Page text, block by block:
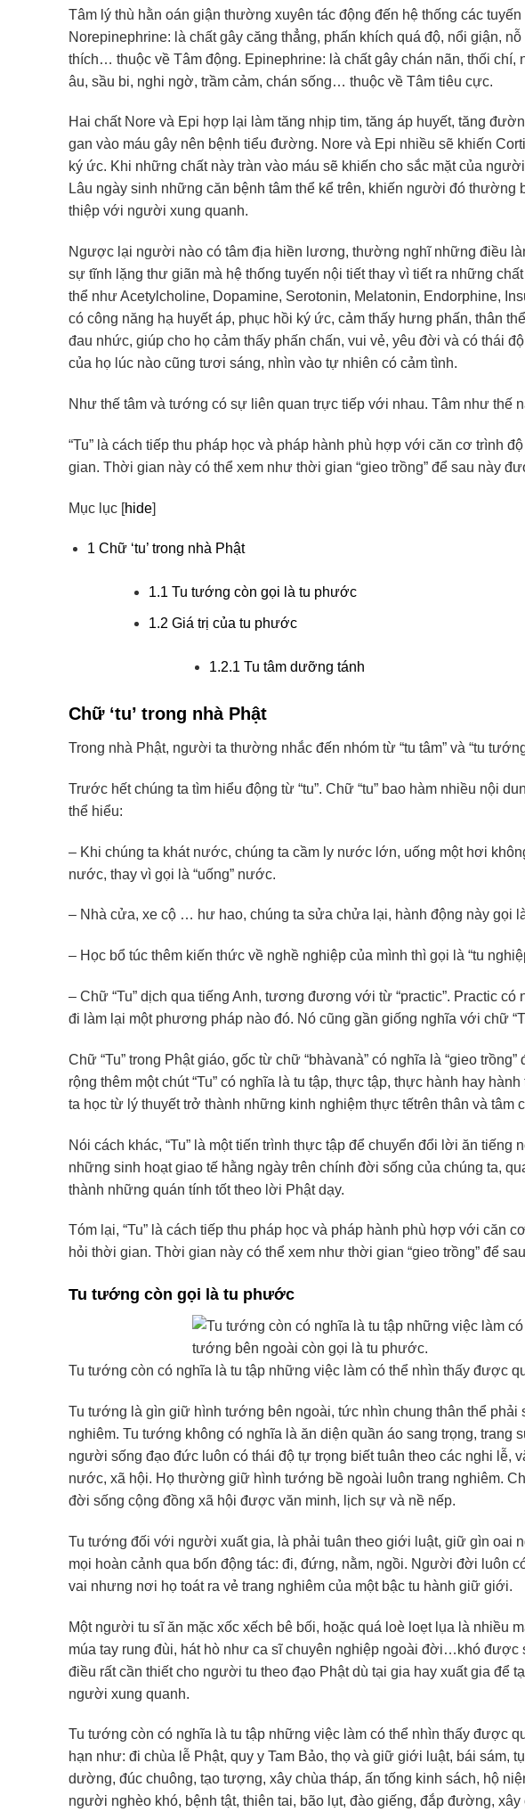
Tâm lý thù hằn oán giận thường xuyên tác động đến hệ thống các
Norepinephrine: là chất gây căng thẳng, phấn khích quá độ, nổi giận,
thích… thuộc về Tâm động. Epinephrine: là chất gây chán nãn, thối chí,
âu, sầu bi, nghi ngờ, trầm cảm, chán sống… thuộc về Tâm tiêu cực.
Hai chất Nore và Epi hợp lại làm tăng nhịp tim, tăng áp huyết, tăng
gan vào máu gây nên bệnh tiểu đường. Nore và Epi nhiều sẽ khiến
ký ức. Khi những chất này tràn vào máu sẽ khiến cho sắc mặt của
Lâu ngày sinh những căn bệnh tâm thể kể trên, khiến người đó thường
thiệp với người xung quanh.
Ngược lại người nào có tâm địa hiền lương, thường nghĩ những điều
sự tĩnh lặng thư giãn mà hệ thống tuyến nội tiết thay vì tiết ra những
thể như Acetylcholine, Dopamine, Serotonin, Melatonin, Endorphine,
có công năng hạ huyết áp, phục hồi ký ức, cảm thấy hưng phấn, thân
đau nhức, giúp cho họ cảm thấy phấn chấn, vui vẻ, yêu đời và có thái
của họ lúc nào cũng tươi sáng, nhìn vào tự nhiên có cảm tình.
Như thế tâm và tướng có sự liên quan trực tiếp với nhau. Tâm như thế
“Tu” là cách tiếp thu pháp học và pháp hành phù hợp với căn cơ trình
gian. Thời gian này có thể xem như thời gian “gieo trồng” để sau này
Mục lục [hide]
1 Chữ ‘tu’ trong nhà Phật
1.1 Tu tướng còn gọi là tu phước
1.2 Giá trị của tu phước
1.2.1 Tu tâm dưỡng tánh
Chữ ‘tu’ trong nhà Phật
Trong nhà Phật, người ta thường nhắc đến nhóm từ “tu tâm” và “tu
Trước hết chúng ta tìm hiểu động từ “tu”. Chữ “tu” bao hàm nhiều nội
thể hiểu:
– Khi chúng ta khát nước, chúng ta cầm ly nước lớn, uống một hơi
nước, thay vì gọi là “uống” nước.
– Nhà cửa, xe cộ … hư hao, chúng ta sửa chửa lại, hành động này gọi
– Học bổ túc thêm kiến thức về nghề nghiệp của mình thì gọi là “tu
– Chữ “Tu” dịch qua tiếng Anh, tương đương với từ “practic”. Practic
đi làm lại một phương pháp nào đó. Nó cũng gần giống nghĩa với chữ
Chữ “Tu” trong Phật giáo, gốc từ chữ “bhàvanà” có nghĩa là “gieo
rộng thêm một chút “Tu” có nghĩa là tu tập, thực tập, thực hành hay
ta học từ lý thuyết trở thành những kinh nghiệm thực tếtrên thân và tâm
Nói cách khác, “Tu” là một tiến trình thực tập để chuyển đổi lời ăn tiếng
những sinh hoạt giao tế hằng ngày trên chính đời sống của chúng ta,
thành những quán tính tốt theo lời Phật dạy.
Tóm lại, “Tu” là cách tiếp thu pháp học và pháp hành phù hợp với căn
hỏi thời gian. Thời gian này có thể xem như thời gian “gieo trồng” để
Tu tướng còn gọi là tu phước
Tu tướng còn có nghĩa là tu tập những việc làm có thể nhìn thấy được
Tu tướng là gìn giữ hình tướng bên ngoài, tức nhìn chung thân thể phải
nghiêm. Tu tướng không có nghĩa là ăn diện quần áo sang trọng,
người sống đạo đức luôn có thái độ tự trọng biết tuân theo các nghi lễ,
nước, xã hội. Họ thường giữ hình tướng bề ngoài luôn trang nghiêm.
đời sống cộng đồng xã hội được văn minh, lịch sự và nề nếp.
Tu tướng đối với người xuất gia, là phải tuân theo giới luật, giữ gìn oai
mọi hoàn cảnh qua bốn động tác: đi, đứng, nằm, ngồi. Người đời luôn
vai nhưng nơi họ toát ra vẻ trang nghiêm của một bậc tu hành giữ giới.
Một người tu sĩ ăn mặc xốc xếch bê bối, hoặc quá loè loẹt lụa là nhiều
múa tay rung đùi, hát hò như ca sĩ chuyên nghiệp ngoài đời…khó
điều rất cần thiết cho người tu theo đạo Phật dù tại gia hay xuất gia để
người xung quanh.
Tu tướng còn có nghĩa là tu tập những việc làm có thể nhìn thấy được
hạn như: đi chùa lễ Phật, quy y Tam Bảo, thọ và giữ giới luật, bái sám,
dường, đúc chuông, tạo tượng, xây chùa tháp, ấn tống kinh sách, hộ
người nghèo khó, bệnh tật, thiên tai, bão lụt, đào giếng, đắp đường,